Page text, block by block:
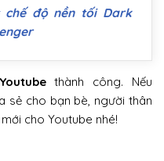
chế độ nền tối Dark
thành công. Nếu
sẻ cho bạn bè, người thân
cho Youtube nhé!